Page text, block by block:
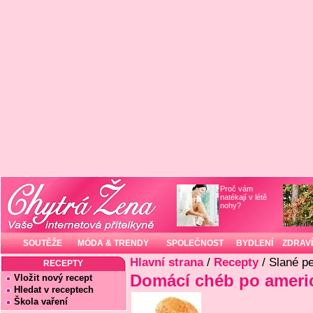
Proč vám
natékají v létě
nohy?
SOUTĚŽE MÓDA & TRENDY SPOLEČNOST BYDLENÍ ZDRAVÍ
RECEPTY
Vložit nový recept
Hledat v receptech
Škola vaření
Hlavní strana/ Recepty/ Slané
Domácí chéb po